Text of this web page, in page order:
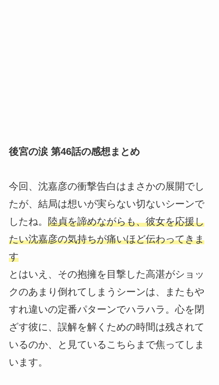
後宮の涙 第46話の感想まとめ
今回、沈嘉彦の衝撃告白はまさかの展開でし
たが、結局は想いが実らない切ないシーンで
したね。 陸貞を諦めながらも、彼女を応援し
たい沈嘉彦の気持ちが痛いほど伝わってきま
す
とはいえ、その抱擁を目撃した高湛がショッ
クのあまり倒れてしまうシーンは、またもや
すれ違いの定番パターンでハラハラ。心を閉
ざす彼に、誤解を解くための時間は残されて
いるのか、と見ているこちらまで焦ってしま
います。